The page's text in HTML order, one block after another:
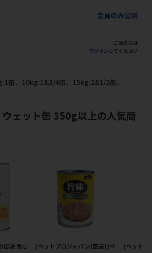
会員のみ公開
ご注文には
ログイン してください
缶、10kg:1&3/4缶、15kg:2&1/2缶、
ェット缶 350g以上の人気商
伝説 魚し
[ペットプロジャパン(直送)]ペ
[ペットプ